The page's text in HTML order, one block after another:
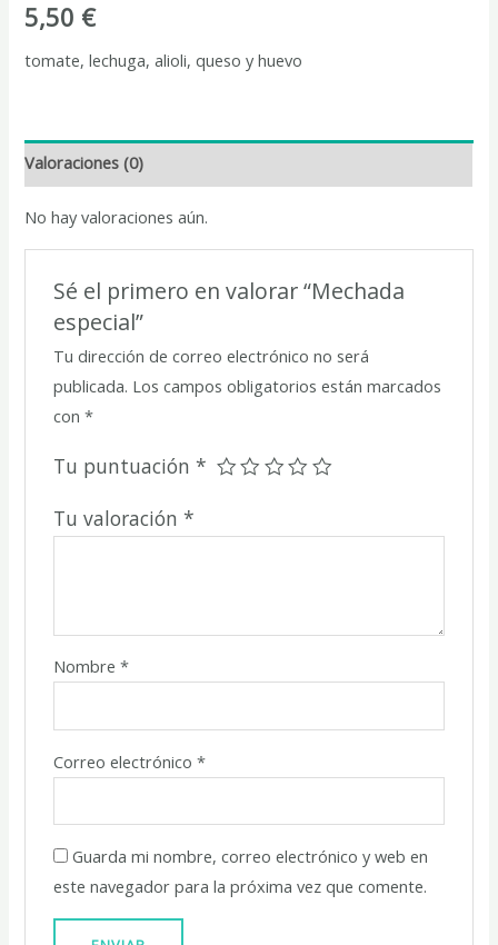
5,50 €
tomate, lechuga, alioli, queso y huevo
Valoraciones (0)
No hay valoraciones aún.
Sé el primero en valorar “Mechada
especial”
Tu dirección de correo electrónico no será
publicada. Los campos obligatorios están marcados
con *
Tu puntuación *
Tu valoración *
Nombre *
Correo electrónico *
Guarda mi nombre, correo electrónico y web en
este navegador para la próxima vez que comente.